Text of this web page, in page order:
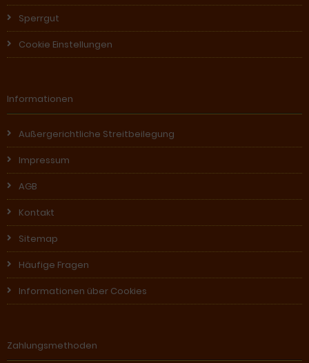
Sperrgut
Cookie Einstellungen
Informationen
Außergerichtliche Streitbeilegung
Impressum
AGB
Kontakt
Sitemap
Häufige Fragen
Informationen über Cookies
Zahlungsmethoden